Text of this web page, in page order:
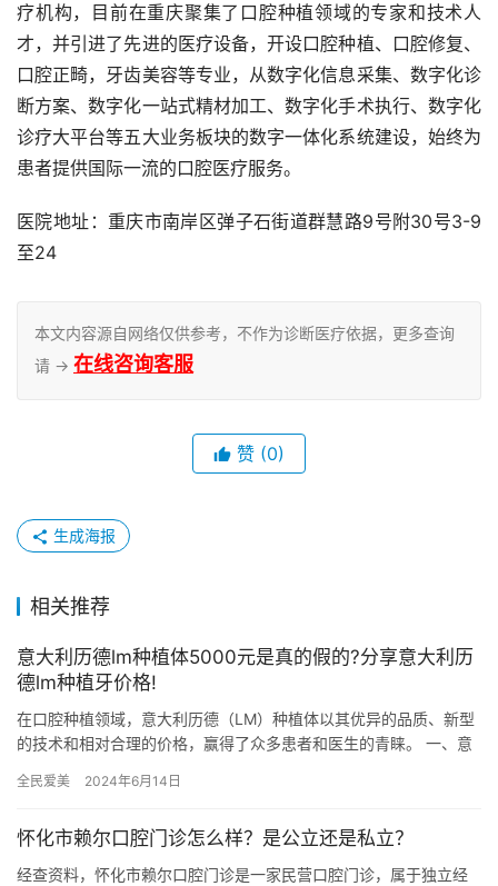
疗机构，目前在重庆聚集了口腔种植领域的专家和技术人
才，并引进了先进的医疗设备，开设口腔种植、口腔修复、
口腔正畸，牙齿美容等专业，从数字化信息采集、数字化诊
断方案、数字化一站式精材加工、数字化手术执行、数字化
诊疗大平台等五大业务板块的数字一体化系统建设，始终为
患者提供国际一流的口腔医疗服务。
医院地址：重庆市南岸区弹子石街道群慧路9号附30号3-9
至24
本文内容源自网络仅供参考，不作为诊断医疗依据，更多查询
请 → 在线咨询客服
赞 (0)
生成海报
相关推荐
意大利历德lm种植体5000元是真的假的?分享意大利历
德lm种植牙价格!
在口腔种植领域，意大利历德（LM）种植体以其优异的品质、新型
的技术和相对合理的价格，赢得了众多患者和医生的青睐。 一、意
全民爱美 2024年6月14日
怀化市赖尔口腔门诊怎么样？是公立还是私立？
经查资料，怀化市赖尔口腔门诊是一家民营口腔门诊，属于独立经